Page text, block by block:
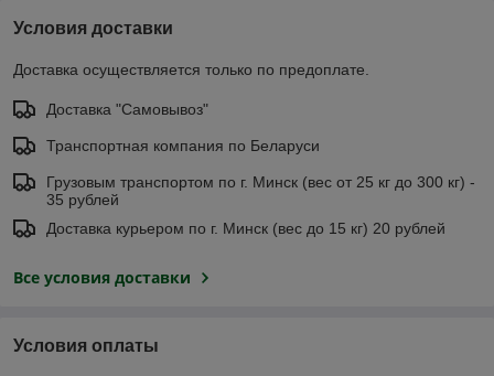
Условия доставки
Доставка осуществляется только по предоплате.
Доставка "Самовывоз"
Транспортная компания по Беларуси
Грузовым транспортом по г. Минск (вес от 25 кг до 300 кг) -
35 рублей
Доставка курьером по г. Минск (вес до 15 кг) 20 рублей
Все условия доставки
Условия оплаты